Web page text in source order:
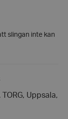
slingan inte kan
Uppsala,
hrf.se